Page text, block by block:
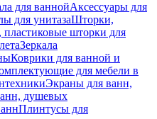
для ваннойАксессуары для
для унитазаШторки,
шторки для
Зеркала
Коврики для ванной и
для мебели в
Экраны для ванн,
душевых
Плинтусы для